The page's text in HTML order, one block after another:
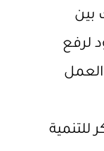
بين
لرفع
للتنمية